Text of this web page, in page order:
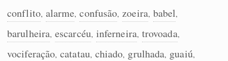
Dicionário
conflito, alarme, confusão, zoeira, babel,
barulheira, escarcéu, inferneira, trovoada,
vociferação, catatau, chiado, grulhada, guaiú,